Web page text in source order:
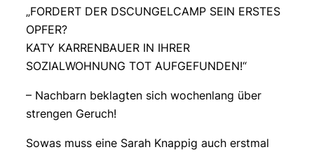
„FORDERT DER DSCUNGELCAMP SEIN ERSTES
OPFER?
KATY KARRENBAUER IN IHRER
SOZIALWOHNUNG TOT AUFGEFUNDEN!“
– Nachbarn beklagten sich wochenlang über
strengen Geruch!
Sowas muss eine Sarah Knappig auch erstmal